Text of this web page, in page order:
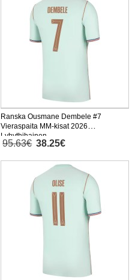
Ranska Ousmane Dembele #7
Vieraspaita MM-kisat 2026
Lyhythihainen
95.63€ 38.25€